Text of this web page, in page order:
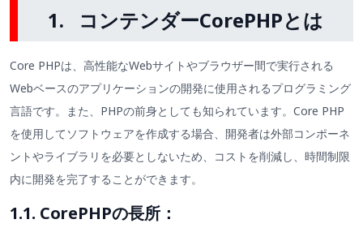
1. コンテンダーCorePHPとは
Core PHPは、高性能なWebサイトやブラウザー間で実行される
Webベースのアプリケーションの開発に使用されるプログラミング
言語です。また、PHPの前身としても知られています。Core PHP
を使用してソフトウェアを作成する場合、開発者は外部コンポーネ
ントやライブラリを必要としないため、コストを削減し、時間制限
内に開発を完了することができます。
1.1. CorePHPの長所：